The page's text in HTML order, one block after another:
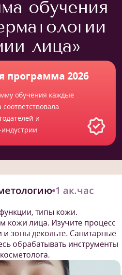
обучения
лица»
программа 2026
обучения каждые
и
1 ак.час
типы кожи.
кожи лица. Изучите процесс
зоны декольте. Санитарные
обрабатывать инструменты